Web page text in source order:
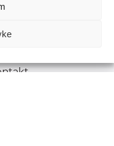
navođenje izvora.